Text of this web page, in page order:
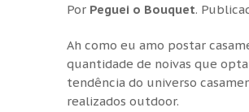
Por Peguei o Bouquet.
Ah como eu amo postar
quantidade de noivas que
tendência do universo
realizados outdoor.